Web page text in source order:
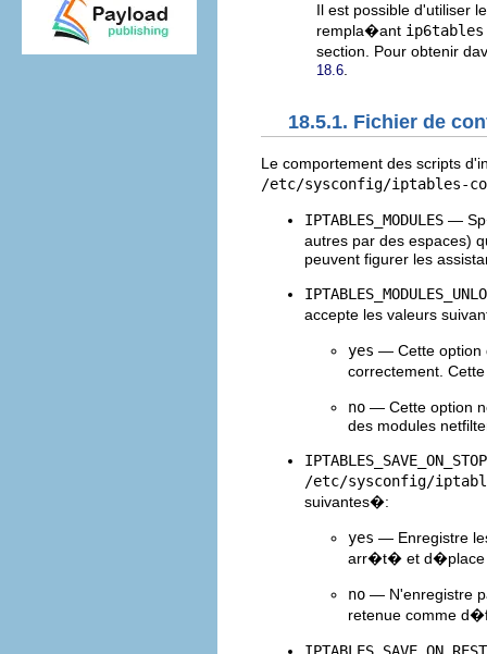
Il est possible d'utiliser
rempla�ant ip6tables
section. Pour obtenir
18.6
18.5.1. Fichier de
Le comportement des scripts
/etc/sysconfig/iptables-
IPTABLES_MODULES —
autres par des espaces)
peuvent figurer les
accepte les valeurs
yes — Cette option
correctement.
no — Cette option
des modules
IPTABLES_SAVE_ON_STOP
/etc/sysconfig/
suivantes�:
yes — Enregistre
arr�t� et d�place
no — N'enregistre
retenue comme